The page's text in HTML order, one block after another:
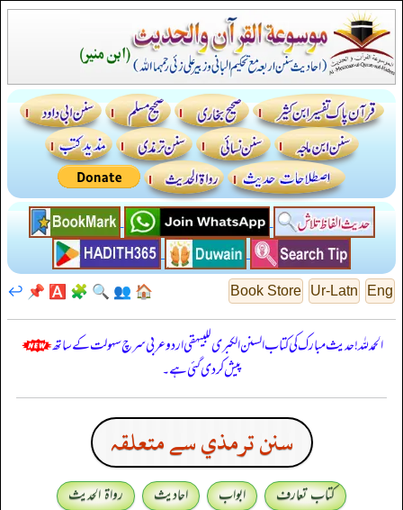
Eng
Ur-Latn
Book Store
🏠
👥
🔍
🧩
🅰️
📌
↩️
الحمدللہ! حدیث مبارک کی کتاب السنن الكبرى للبيهقي اردو عربی سرچ سہولت کے ساتھ
پیش کر دی گئی ہے۔
سنن ترمذي سے متعلقہ
کتاب تعارف ابواب احادیث
رواۃ الحدیث